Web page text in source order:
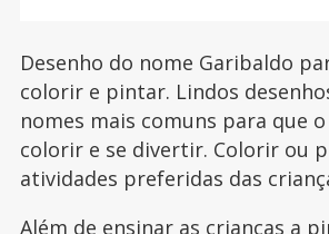
Desenho do nome Garibaldo
colorir e pintar. Lindos
nomes mais comuns para que
colorir e se divertir. Colorir ou
atividades preferidas das
Além de ensinar as crianças a